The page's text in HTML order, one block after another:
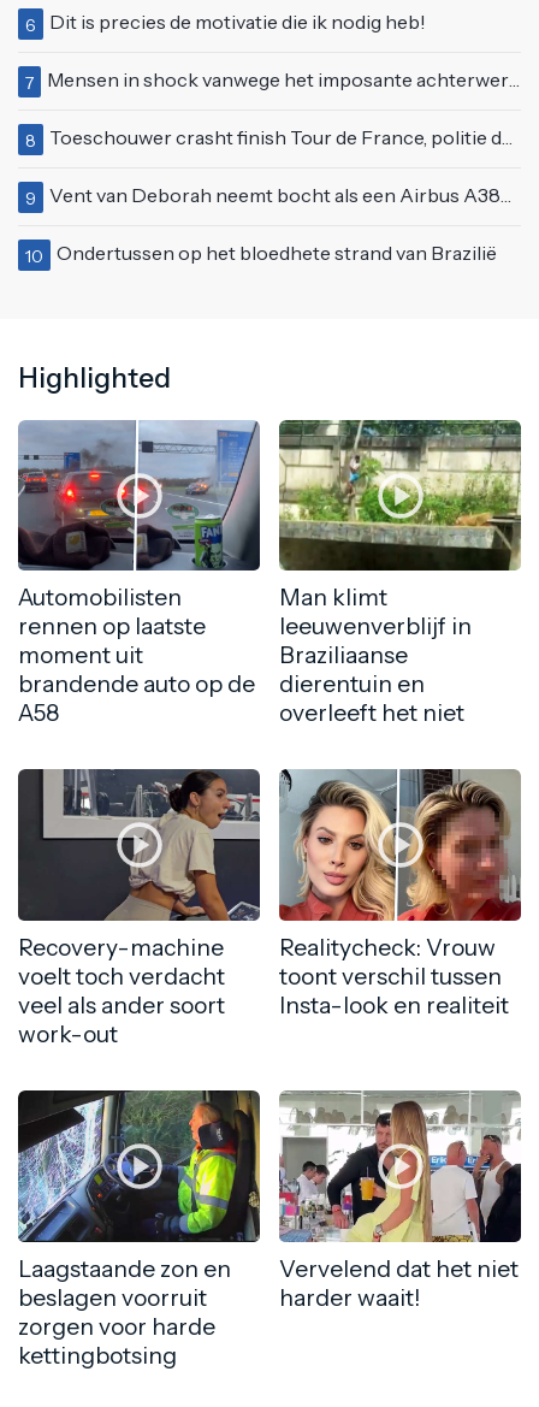
6 Dit is precies de motivatie die ik nodig heb!
7 Mensen in shock vanwege het imposante achterwerk van Nelly Furtado
8 Toeschouwer crasht finish Tour de France, politie deelt bodycheck uit
9 Vent van Deborah neemt bocht als een Airbus A380 en klapt vol op tegenligger
10 Ondertussen op het bloedhete strand van Brazilië
Highlighted
Automobilisten
rennen op laatste
moment uit
brandende auto op de
A58
Man klimt
leeuwenverblijf in
Braziliaanse
dierentuin en
overleeft het niet
Recovery-machine
voelt toch verdacht
veel als ander soort
work-out
Realitycheck: Vrouw
toont verschil tussen
Insta-look en realiteit
Laagstaande zon en
beslagen voorruit
zorgen voor harde
kettingbotsing
Vervelend dat het niet
harder waait!